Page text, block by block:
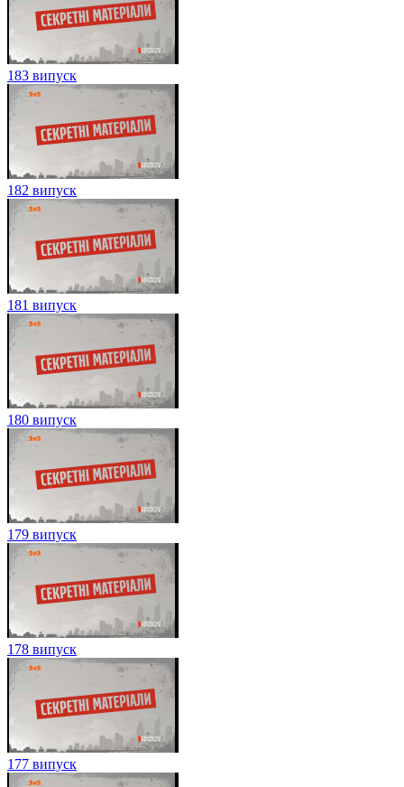
183 випуск
182 випуск
181 випуск
180 випуск
179 випуск
178 випуск
177 випуск